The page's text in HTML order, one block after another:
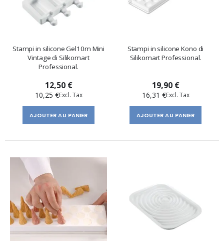
Stampi in silicone Gel10m Mini
Vintage di Silikomart
Professional.
12,50 €
10,25 €
AJOUTER AU PANIER
Stampi in silicone Kono di
Silikomart Professional.
19,90 €
16,31 €
AJOUTER AU PANIER